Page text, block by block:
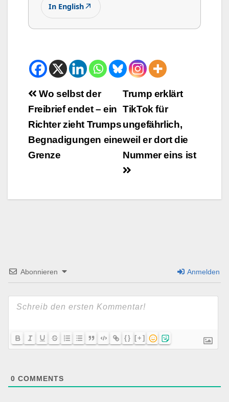
In English↗
Beitrags-
Navigation
Trump erklärt
TikTok für
ungefährlich,
weil er dort die
Nummer eins ist
Wo selbst der
Freibrief endet – ein
Richter zieht Trumps
Begnadigungen eine
Grenze
Abonnieren Anmelden
{} [+]
0 COMMENTS